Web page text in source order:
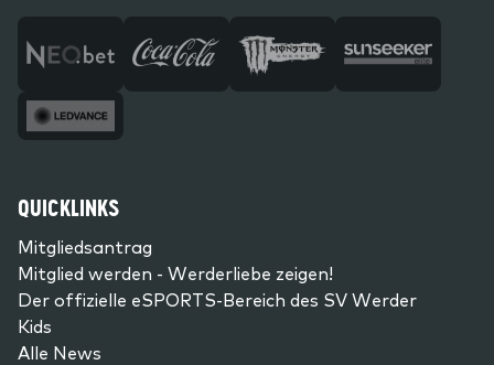
QUICKLINKS
Mitgliedsantrag
Mitglied werden - Werderliebe zeigen!
Der offizielle eSPORTS-Bereich des SV Werder
Kids
Alle News